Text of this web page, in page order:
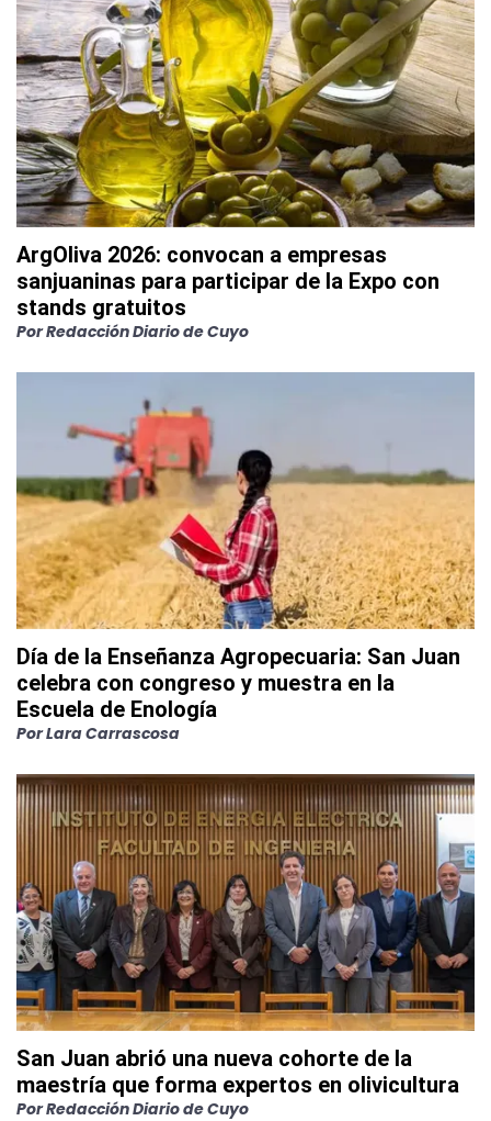
ArgOliva 2026: convocan a empresas
sanjuaninas para participar de la Expo con
stands gratuitos
PorRedacción Diario de Cuyo
Día de la Enseñanza Agropecuaria: San Juan
celebra con congreso y muestra en la
Escuela de Enología
PorLara Carrascosa
San Juan abrió una nueva cohorte de la
maestría que forma expertos en olivicultura
PorRedacción Diario de Cuyo